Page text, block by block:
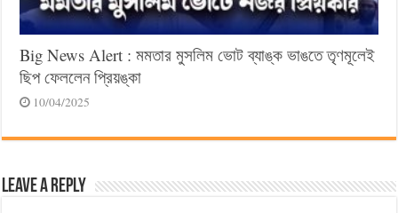
Big News Alert : মমতার মুসলিম ভোট ব্যাঙ্ক ভাঙতে তৃণমূলেই
ছিপ ফেললেন প্রিয়ঙ্কা
10/04/2025
Leave a Reply